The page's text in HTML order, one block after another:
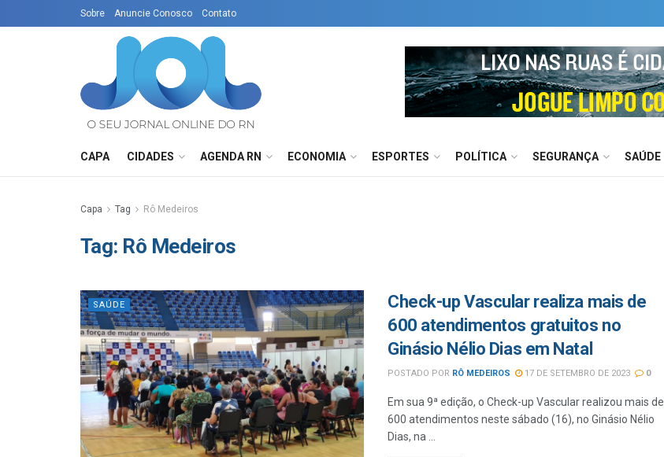
Sobre Anuncie Conosco Contato
CAPA CIDADES AGENDA RN ECONOMIA ESPORTES POLÍTICA SEGURANÇA SAÚDE
Capa Tag Rô Medeiros
Tag: Rô Medeiros
SAÚDE
Check-up Vascular realiza mais de
600 atendimentos gratuitos no
Ginásio Nélio Dias em Natal
POSTADO POR RÔ MEDEIROS 17 DE SETEMBRO DE 2023 0
Em sua 9ª edição, o Check-up Vascular realizou mais de
600 atendimentos neste sábado (16), no Ginásio Nélio
Dias, na ...